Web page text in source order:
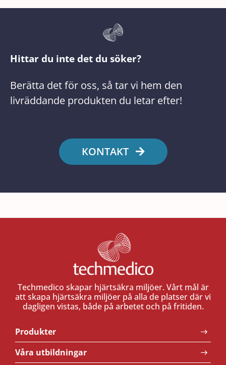
Hittar du inte det du söker?
Berätta det för oss, så tar vi hem den
livräddande produkten du letar efter!
KONTAKT
Techmedico skapar hjärtsäkra miljöer. Vårt mål är
att skapa hjärtsäkra miljöer på alla de platser där vi
dagligen vistas, både på arbetet och på fritiden.
Produkter
Våra utbildningar